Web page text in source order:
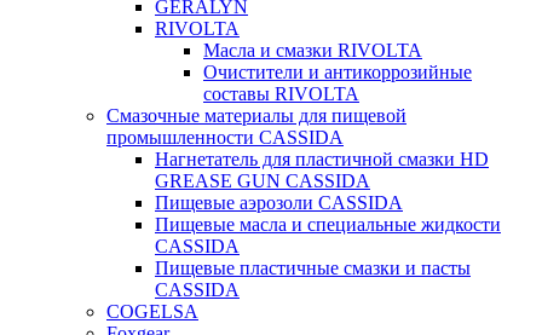
GERALYN
RIVOLTA
Масла и смазки RIVOLTA
Очистители и антикоррозийные
составы RIVOLTA
Смазочные материалы для пищевой
промышленности CASSIDA
Нагнетатель для пластичной смазки HD
GREASE GUN CASSIDA
Пищевые аэрозоли CASSIDA
Пищевые масла и специальные жидкости
CASSIDA
Пищевые пластичные смазки и пасты
CASSIDA
COGELSA